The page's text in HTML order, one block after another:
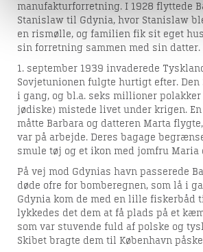
manufakturforretning. I 1928 flyttede
Stanislaw til Gdynia, hvor Stanislaw
en rismølle, og familien fik sit eget
sin forretning sammen med sin datter.
1. september 1939 invaderede
Sovjetunionen fulgte hurtigt efter. Den
i gang, og bl.a. seks millioner
jødiske) mistede livet under krigen.
måtte Barbara og datteren Marta
var på arbejde. Deres bagage
smule tøj og et ikon med jomfru Maria
På vej mod Gdynias havn passerede
døde ofre for bomberegnen, som lå i
Gdynia kom de med en lille fiskerbåd
lykkedes det dem at få plads på et
som var stuvende fuld af polske og
Skibet bragte dem til København